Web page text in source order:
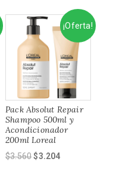
¡Oferta!
Pack Absolut Repair
Shampoo 500ml y
Acondicionador
200ml Loreal
$3.560El
$3.204El